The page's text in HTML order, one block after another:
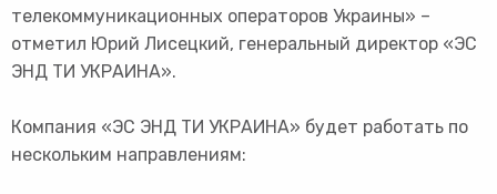
телекоммуникационных операторов Украины» –
отметил Юрий Лисецкий, генеральный директор «ЭС
ЭНД ТИ УКРАИНА».
Компания «ЭС ЭНД ТИ УКРАИНА» будет работать по
нескольким направлениям: